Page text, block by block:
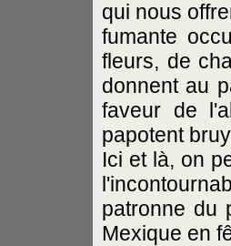
qui nous
fumante
fleurs, de
donnent au
faveur de
papotent
Ici et là, on
patronne du
Mexique en